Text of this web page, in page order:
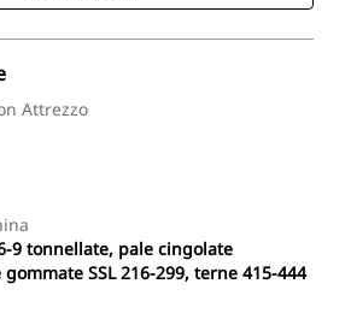
Attrezzo
9 tonnellate, pale cingolate
SSL 216-299, terne 415-444